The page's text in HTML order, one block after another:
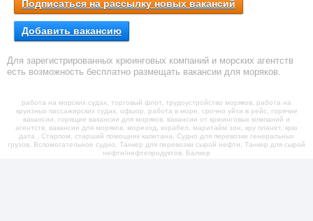
Подписаться на рассылку новых вакансий
Добавить вакансию
Для зарегистрированных крюинговых компаний и морских агентств
есть возможность бесплатно размещать вакансии для моряков.
работа на морских судах, торговый флот, трудоустройство моряков, работа на
круизных пассажирских судах, офшор, работа в море, срочно уйти в рейс, горячие
вакансии, горящие вакансии для моряков, вакансии от крюинговых компаний и
агентств, вакансии для моряков, мореход, корабел, маритайм зон, кру планет, крю
дата , Старпом, старший помощник капитана, Судно для перевозки генеральных
грузов, Вспомогательное судно, Танкер для перевозки сырой нефти, Танкер для сырой
нефти/нефтепродуктов, Балкер